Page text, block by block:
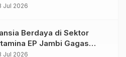
dan Kolaborasi
Jul 2026
Berdaya di Sektor
EP Jambi Gagas
Batik Eco-Print
Jul 2026